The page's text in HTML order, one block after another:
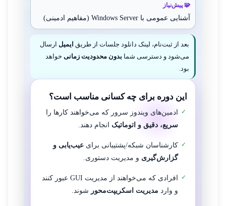
🧩 پیش‌نیاز
آشنایی عمومی با Windows Server (مفاهیم ادمینی)
بعد از ثبت‌نام، لینک دانلود جلسات از طریق ایمیل ارسال
می‌شود و دسترسی شما بدون محدودیت زمانیخواهد
بود.
این دوره برای چه کسانی مناسب است؟
ادمین‌های ویندوز سرور که می‌خواهند کارها را
سریع، دقیق و اتوماتیک انجام دهند.
کارشناسان شبکه/پشتیبانی برای عیب‌یابی و
گزارش‌گیری و مدیریت دستوری.
افرادی که می‌خواهند از مدیریت GUI عبور کنند
و وارد مدیریت اسکریپت‌محور شوند.